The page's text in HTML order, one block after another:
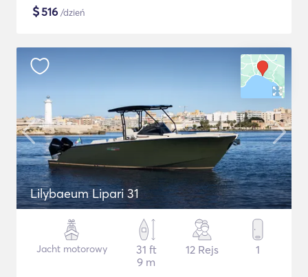
$516 /dzień
Lilybaeum Lipari 31
Jacht motorowy
31 ft
9 m
12 Rejs 1